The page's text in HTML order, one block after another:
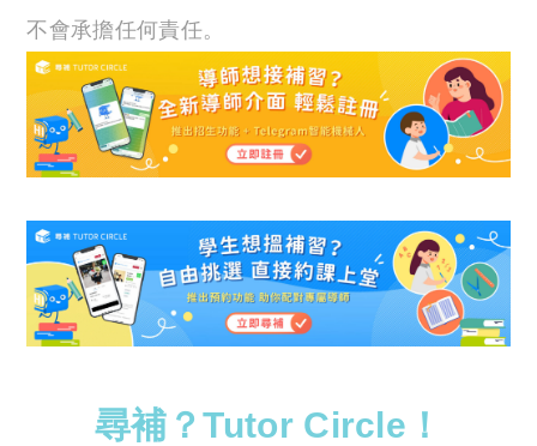
不會承擔任何責任。
尋補？Tutor Circle！